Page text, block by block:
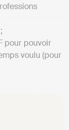
;
pour pouvoir
voulu (pour